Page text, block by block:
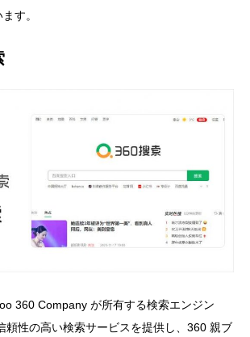
す。
360 Company が所有する検索エンジン
頼性の高い検索サービスを提供し、360 親ブ